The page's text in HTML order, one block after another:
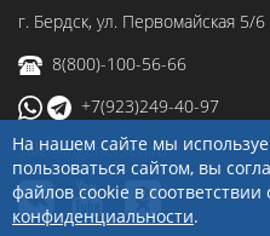
г. Бердск, ул. Первомайская 5/6
8(800)-100-56-66
+7(923)249-40-97
sale@ingenerseti.ru
На нашем сайте мы
пользоваться сайтом, вы
файлов cookie в
конфиденциальности.